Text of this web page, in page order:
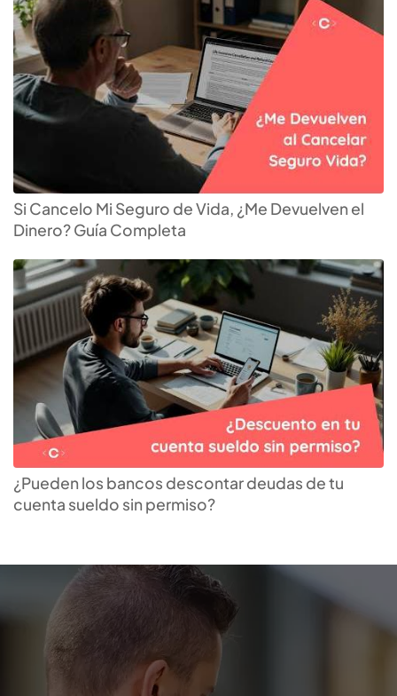
Si Cancelo Mi Seguro de Vida, ¿Me Devuelven el
Dinero? Guía Completa
¿Pueden los bancos descontar deudas de tu
cuenta sueldo sin permiso?